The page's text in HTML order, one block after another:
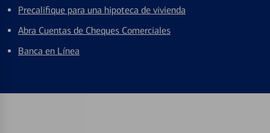
Precalifique para una hipoteca de vivienda
Abra Cuentas de Cheques Comerciales
Banca en Línea